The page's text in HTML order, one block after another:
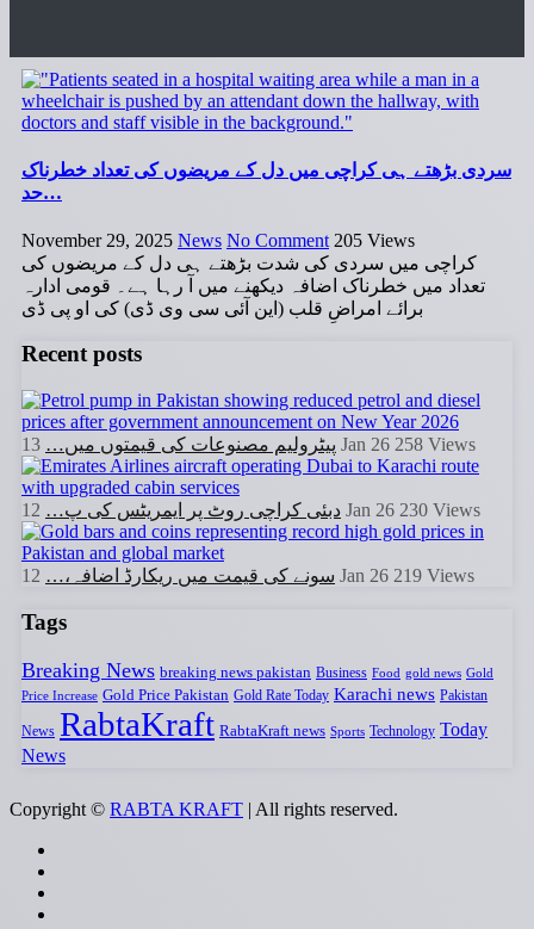
سردی بڑھتے ہی کراچی میں دل کے مریضوں کی تعداد خطرناک
حد…
November 29, 2025 News No Comment 205 Views
کراچی میں سردی کی شدت بڑھتے ہی دل کے مریضوں کی
تعداد میں خطرناک اضافہ دیکھنے میں آ رہا ہے۔ قومی ادارہ
برائے امراضِ قلب (این آئی سی وی ڈی) کی او پی ڈی
Recent posts
پیٹرولیم مصنوعات کی قیمتوں میں… 13 Jan 26 258 Views
دبئی کراچی روٹ پر ایمریٹس کی پ… 12 Jan 26 230 Views
سونے کی قیمت میں ریکارڈ اضافہ،… 12 Jan 26 219 Views
Tags
Breaking News breaking news pakistan Business Food gold news Gold
Price Increase Gold Price Pakistan Gold Rate Today Karachi news Pakistan
News RabtaKraft RabtaKraft news Sports Technology Today
News
Copyright © RABTA KRAFT | All rights reserved.